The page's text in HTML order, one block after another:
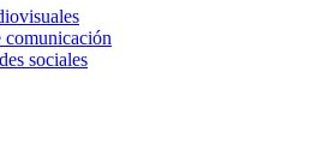
comunicación
sociales